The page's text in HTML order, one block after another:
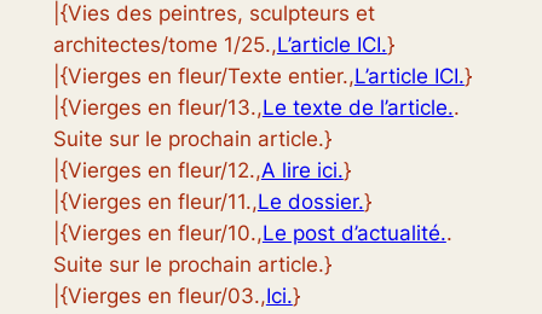
|{Vies des peintres, sculpteurs et
architectes/tome 1/25.,L’article ICI.}
|{Vierges en fleur/Texte entier.,L’article ICI.}
|{Vierges en fleur/13.,Le texte de l’article..
Suite sur le prochain article.}
|{Vierges en fleur/12.,A lire ici.}
|{Vierges en fleur/11.,Le dossier.}
|{Vierges en fleur/10.,Le post d’actualité..
Suite sur le prochain article.}
|{Vierges en fleur/03.,Ici.}